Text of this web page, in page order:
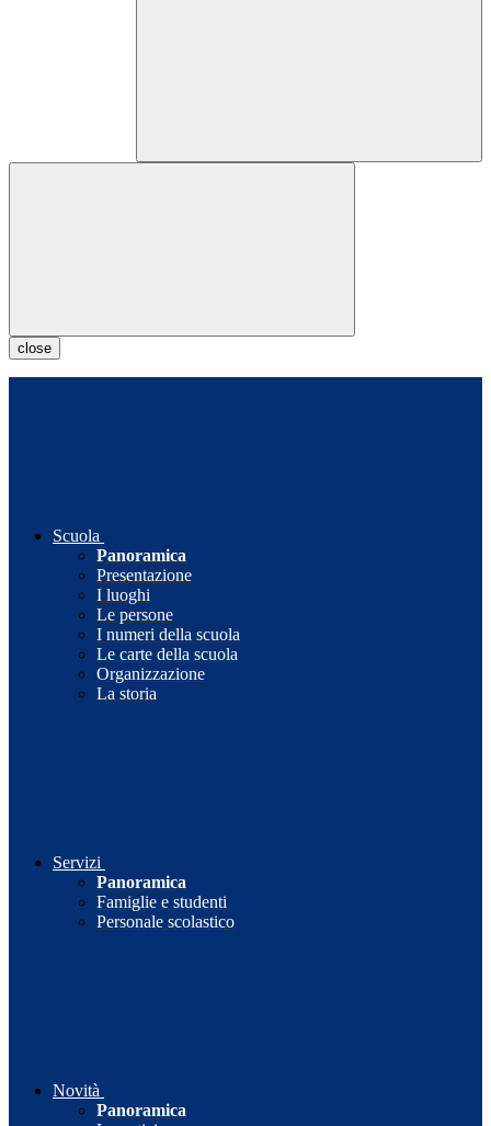
close
Scuola
Panoramica
Presentazione
I luoghi
Le persone
I numeri della scuola
Le carte della scuola
Organizzazione
La storia
Servizi
Panoramica
Famiglie e studenti
Personale scolastico
Novità
Panoramica